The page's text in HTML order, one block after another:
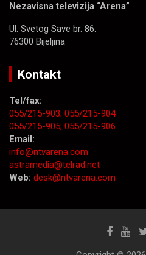
Nezavisna televizija “Arena”
Ul. Svetog Save br. 86.
76300 Bijeljina
Kontakt
Tel/fax:
055/215-903; 055/215-904
055/215-905; 055/215-906
Email:
info@ntvarena.com
astramedia@telrad.net
Web: desk@ntvarena.com